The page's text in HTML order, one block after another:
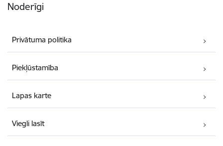
Noderīgi
Privātuma politika
Piekļūstamība
Lapas karte
Viegli lasīt